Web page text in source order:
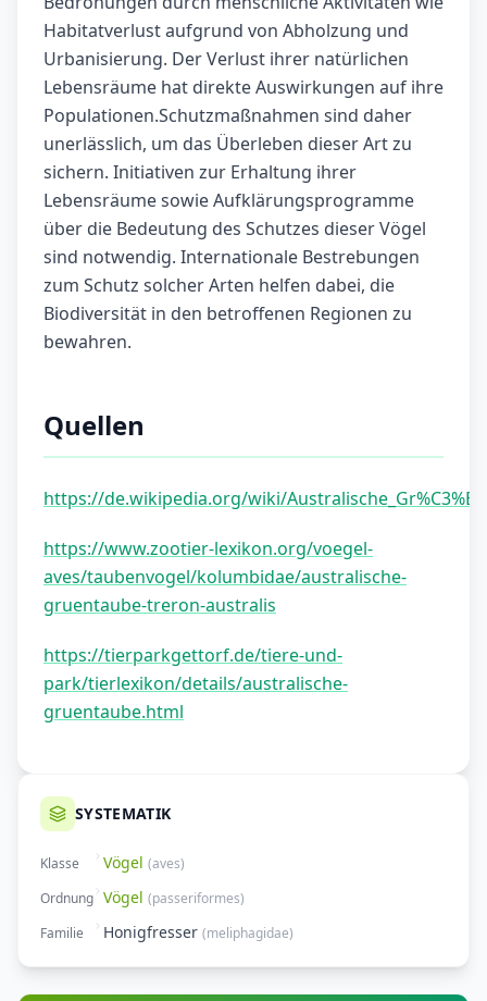
Habitatverlust aufgrund von Abholzung und
Urbanisierung. Der Verlust ihrer natürlichen
Lebensräume hat direkte Auswirkungen auf ihre
Populationen.Schutzmaßnahmen sind daher
unerlässlich, um das Überleben dieser Art zu
sichern. Initiativen zur Erhaltung ihrer
Lebensräume sowie Aufklärungsprogramme
über die Bedeutung des Schutzes dieser Vögel
sind notwendig. Internationale Bestrebungen
zum Schutz solcher Arten helfen dabei, die
Biodiversität in den betroffenen Regionen zu
bewahren.
Quellen
https://de.wikipedia.org/wiki/
https://www.zootier-lexikon.org/voegel-
aves/taubenvogel/kolumbidae/australische-
gruentaube-treron-australis
https://tierparkgettorf.de/tiere-und-
park/tierlexikon/details/australische-
gruentaube.html
SYSTEMATIK
Klasse Vögel (aves)
Ordnung Vögel (passeriformes)
Familie
Honigfresser (meliphagidae)